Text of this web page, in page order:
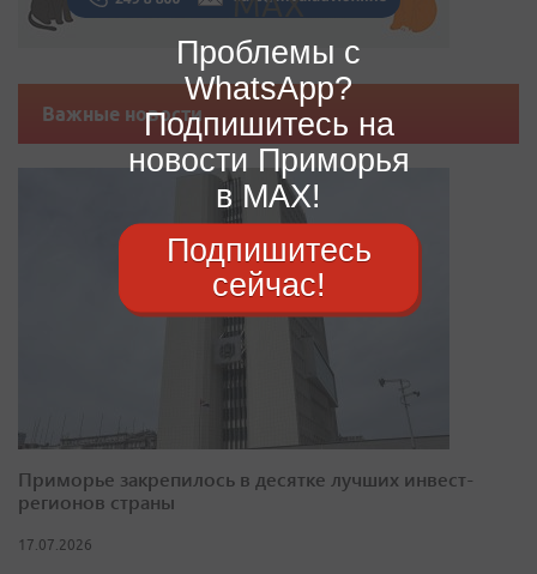
Важные новости
Приморье закрепилось в десятке лучших инвест-
регионов страны
17.07.2026
Проблемы с
WhatsApp?
Подпишитесь на
новости Приморья
в MAX!
Подпишитесь
сейчас!